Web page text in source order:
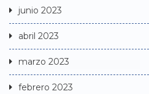
junio 2023
abril 2023
marzo 2023
febrero 2023